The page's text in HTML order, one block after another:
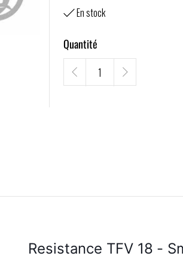
En stock
Quantité
Resistance TFV 18 -